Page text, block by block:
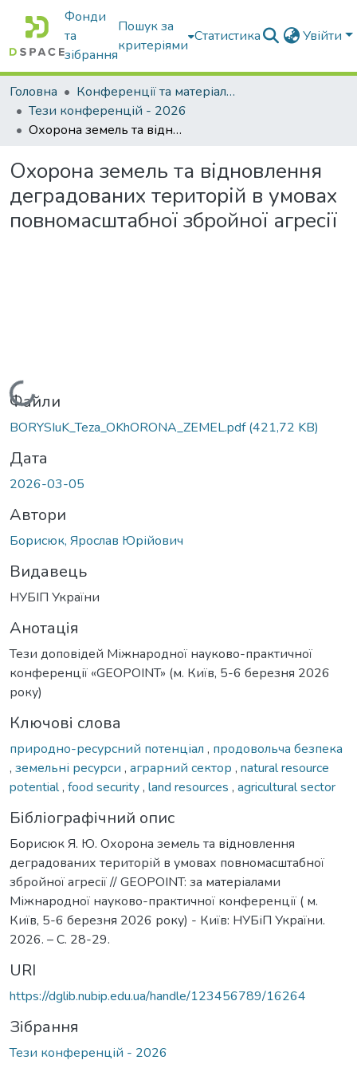
Фонди
та
зібрання
Пошук за
критеріями
Статистика Увійти
Головна
Конференції та матеріали конференцій
Тези конференцій - 2026
Охорона земель та відновлення деградованих територій в умовах повномасштабної збройної агресії
Охорона земель та відновлення
деградованих територій в умовах
повномасштабної збройної агресії
Вантажиться...
Файли
BORYSIuK_Teza_OKhORONA_ZEMEL.pdf(421,72 KB)
Дата
2026-03-05
Автори
Борисюк, Ярослав Юрійович
Видавець
НУБІП України
Анотація
Тези доповідей Міжнародної науково-практичної
конференції «GEOPOINT» (м. Київ, 5-6 березня 2026
року)
Ключові слова
природно-ресурсний потенціал , продовольча безпека
, земельні ресурси , аграрний сектор , natural resource
potential, food security, land resources , agricultural sector
Бібліографічний опис
Борисюк Я. Ю. Охорона земель та відновлення
деградованих територій в умовах повномасштабної
збройної агресії // GEOPOINT: за матеріалами
Міжнародної науково-практичної конференції ( м.
Київ, 5-6 березня 2026 року) - Київ: НУБіП України.
2026. – С. 28-29.
URI
https://dglib.nubip.edu.ua/handle/123456789/16264
Зібрання
Тези конференцій - 2026